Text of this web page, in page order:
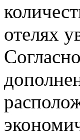
отелях